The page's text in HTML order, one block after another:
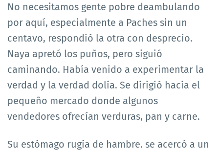
No necesitamos gente pobre deambulando
por aquí, especialmente a Paches sin un
centavo, respondió la otra con desprecio.
Naya apretó los puños, pero siguió
caminando. Había venido a experimentar la
verdad y la verdad dolía. Se dirigió hacia el
pequeño mercado donde algunos
vendedores ofrecían verduras, pan y carne.
Su estómago rugía de hambre. se acercó a un